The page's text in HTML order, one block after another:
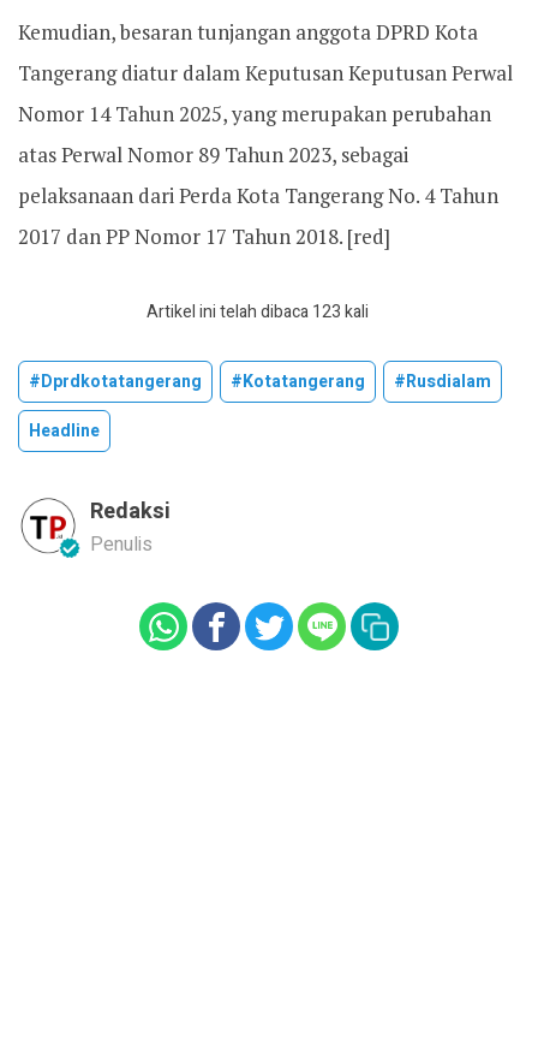
Kemudian, besaran tunjangan anggota DPRD Kota
Tangerang diatur dalam Keputusan Keputusan Perwal
Nomor 14 Tahun 2025, yang merupakan perubahan
atas Perwal Nomor 89 Tahun 2023, sebagai
pelaksanaan dari Perda Kota Tangerang No. 4 Tahun
2017 dan PP Nomor 17 Tahun 2018. [red]
Artikel ini telah dibaca 123 kali
#dprdkotatangerang #kotatangerang
#rusdialam
Headline
Redaksi
Penulis